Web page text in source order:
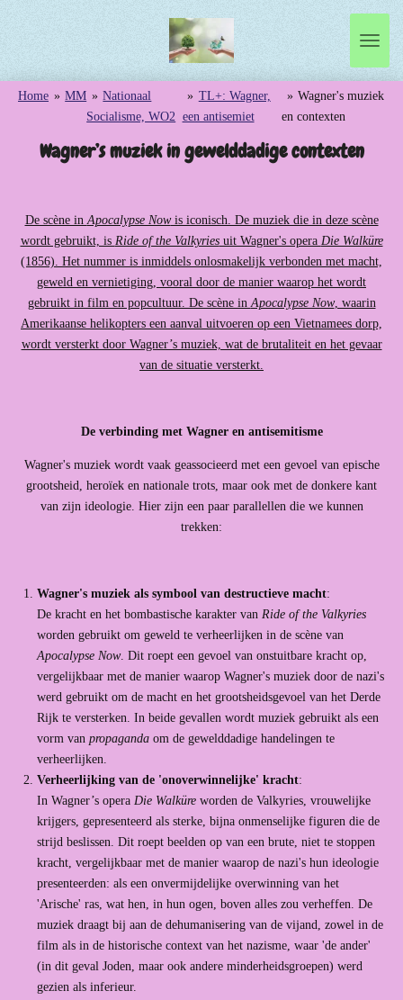
de
hoofdinhoud
Home » MM » Nationaal
Socialisme, WO2
» TL+: Wagner,
een antisemiet
» Wagner's muziek
en contexten
Wagner’s muziek in gewelddadige contexten
De scène inApocalypse Nowis iconisch. De muziek die in deze scène
wordt gebruikt, is Ride of the Valkyriesuit Wagner's opera Die Walküre
(1856). Het nummer is inmiddels onlosmakelijk verbonden met macht,
geweld en vernietiging, vooral door de manier waarop het wordt
gebruikt in film en popcultuur. De scène inApocalypse Now, waarin
Amerikaanse helikopters een aanval uitvoeren op een Vietnamees dorp,
wordt versterkt door Wagner’s muziek, wat de brutaliteit en het gevaar
van de situatie versterkt.
De verbinding met Wagner en antisemitisme
Wagner's muziek wordt vaak geassocieerd met een gevoel van epische
grootsheid, heroïek en nationale trots, maar ook met de donkere kant
van zijn ideologie. Hier zijn een paar parallellen die we kunnen
trekken:
Wagner's muziek als symbool van destructieve macht:
De kracht en het bombastische karakter van Ride of the Valkyries
worden gebruikt om geweld te verheerlijken in de scène van
Apocalypse Now. Dit roept een gevoel van onstuitbare kracht op,
vergelijkbaar met de manier waarop Wagner's muziek door de nazi's
werd gebruikt om de macht en het grootsheidsgevoel van het Derde
Rijk te versterken. In beide gevallen wordt muziek gebruikt als een
vorm van propaganda om de gewelddadige handelingen te
verheerlijken.
Verheerlijking van de 'onoverwinnelijke' kracht:
In Wagner’s opera Die Walküre worden de Valkyries, vrouwelijke
krijgers, gepresenteerd als sterke, bijna onmenselijke figuren die de
strijd beslissen. Dit roept beelden op van een brute, niet te stoppen
kracht, vergelijkbaar met de manier waarop de nazi's hun ideologie
presenteerden: als een onvermijdelijke overwinning van het
'Arische' ras, wat hen, in hun ogen, boven alles zou verheffen. De
muziek draagt bij aan de dehumanisering van de vijand, zowel in de
film als in de historische context van het nazisme, waar 'de ander'
(in dit geval Joden, maar ook andere minderheidsgroepen) werd
gezien als inferieur.